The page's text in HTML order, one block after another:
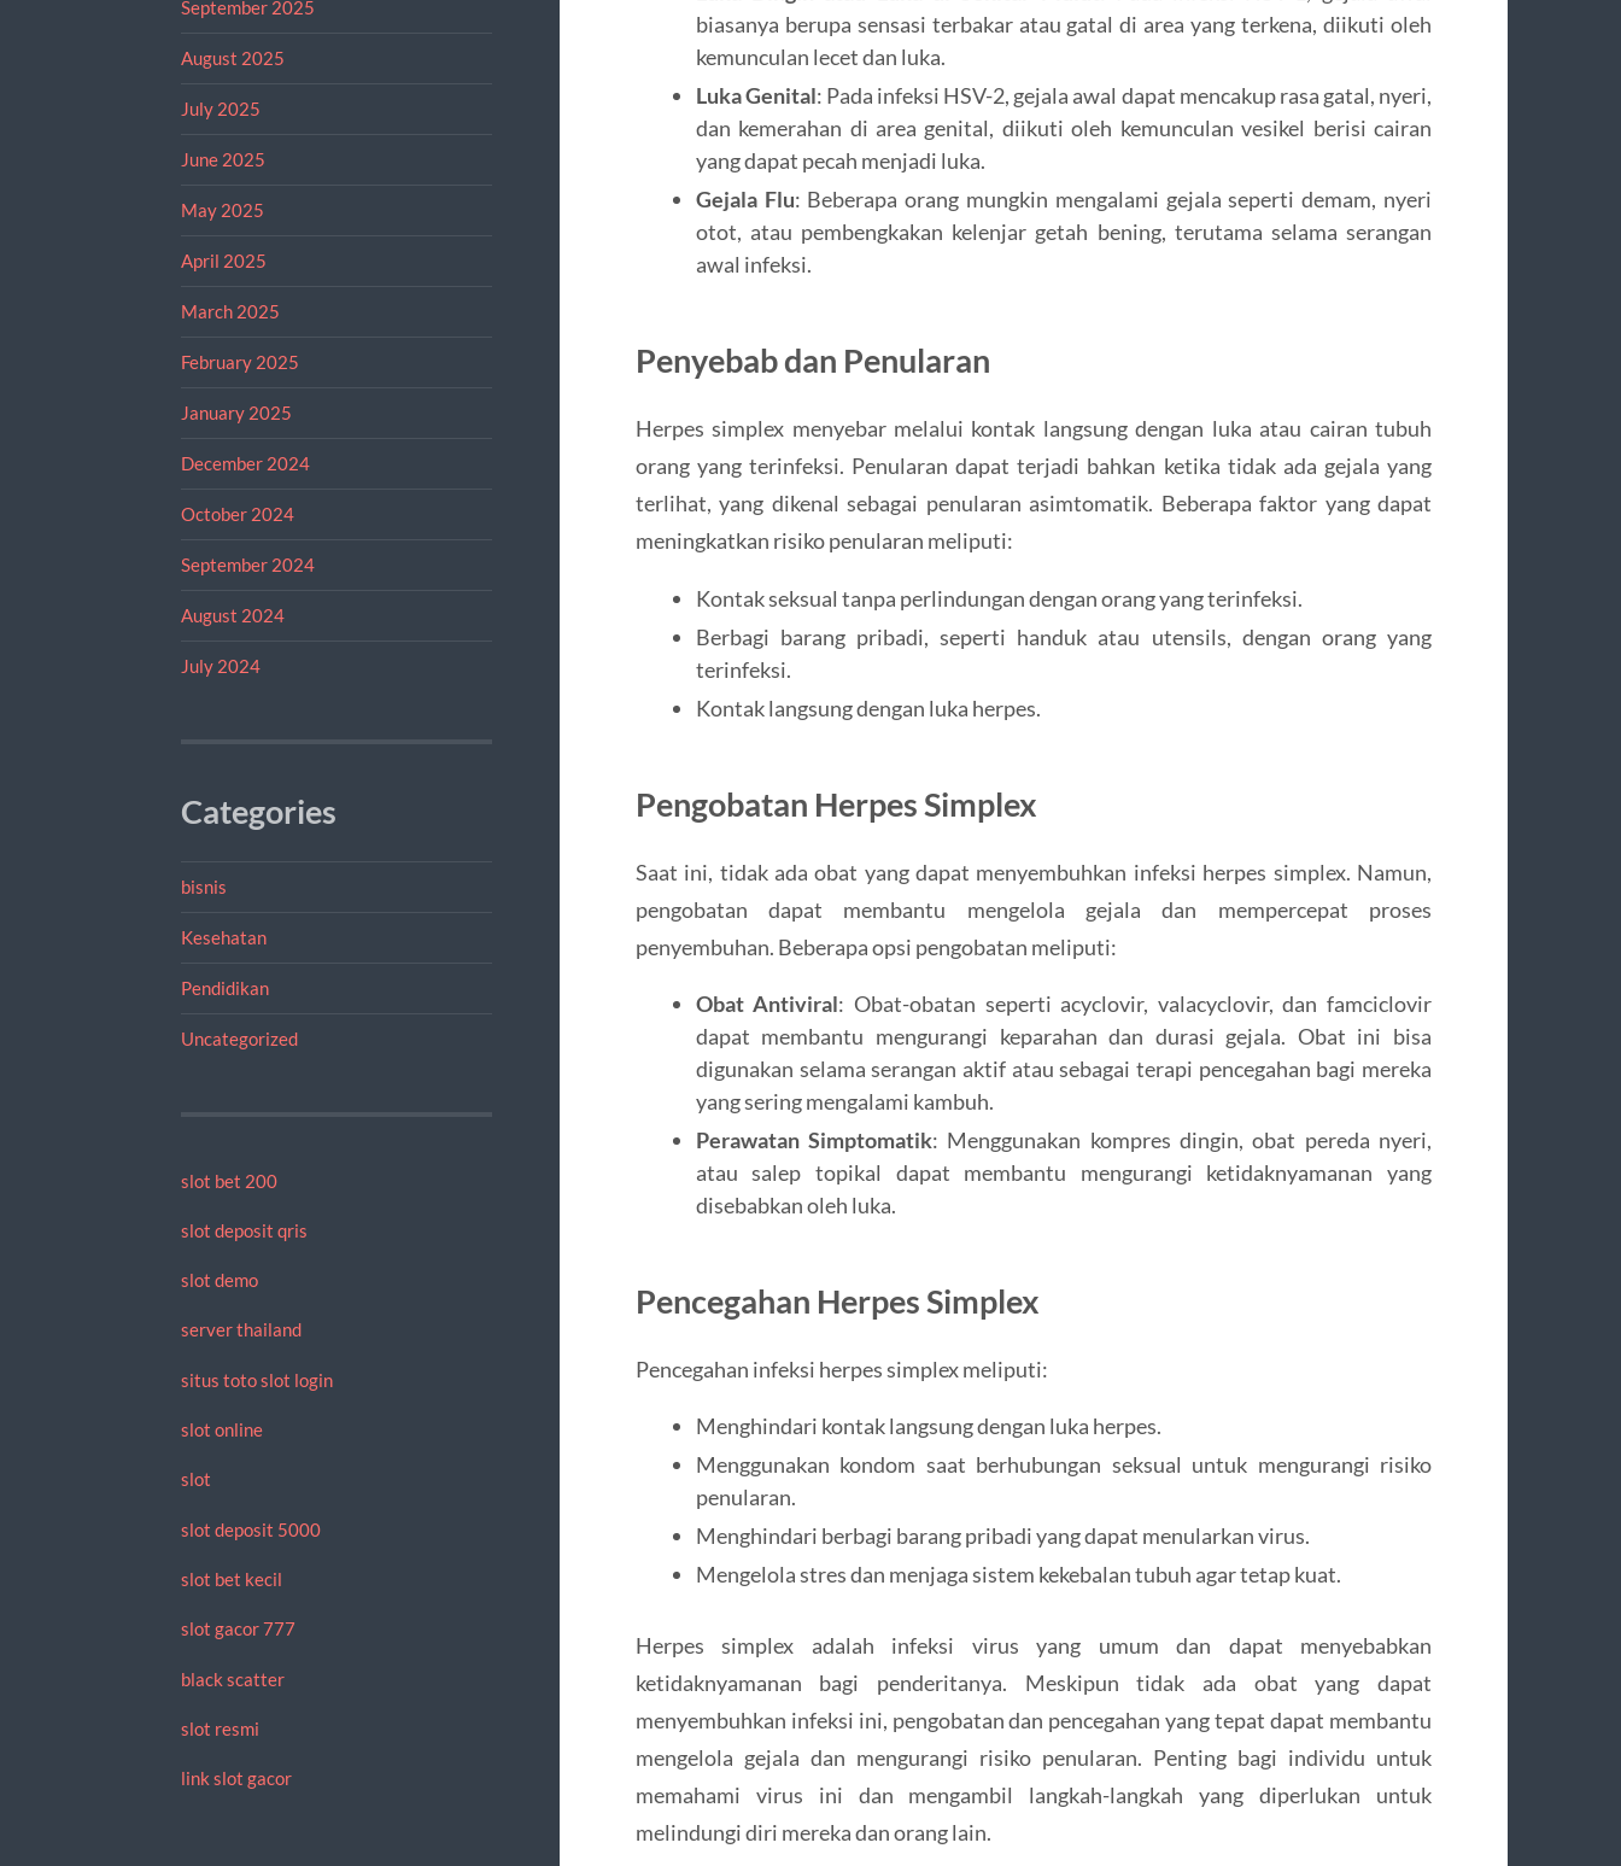
September 2025
August 2025
July 2025
June 2025
May 2025
April 2025
March 2025
February 2025
January 2025
December 2024
October 2024
September 2024
August 2024
July 2024
Categories
bisnis
Kesehatan
Pendidikan
Uncategorized
slot bet 200
slot deposit qris
slot demo
server thailand
situs toto slot login
slot online
slot
slot deposit 5000
slot bet kecil
slot gacor 777
black scatter
slot resmi
link slot gacor
biasanya berupa sensasi terbakar atau gatal di area yang terkena, diikuti oleh
kemunculan lecet dan luka.
Luka Genital: Pada infeksi HSV-2, gejala awal dapat mencakup rasa gatal, nyeri,
dan kemerahan di area genital, diikuti oleh kemunculan vesikel berisi cairan
yang dapat pecah menjadi luka.
Gejala Flu: Beberapa orang mungkin mengalami gejala seperti demam, nyeri
otot, atau pembengkakan kelenjar getah bening, terutama selama serangan
awal infeksi.
Penyebab dan Penularan
Herpes simplex menyebar melalui kontak langsung dengan luka atau cairan tubuh
orang yang terinfeksi. Penularan dapat terjadi bahkan ketika tidak ada gejala yang
terlihat, yang dikenal sebagai penularan asimtomatik. Beberapa faktor yang dapat
meningkatkan risiko penularan meliputi:
Kontak seksual tanpa perlindungan dengan orang yang terinfeksi.
Berbagi barang pribadi, seperti handuk atau utensils, dengan orang yang
terinfeksi.
Kontak langsung dengan luka herpes.
Pengobatan Herpes Simplex
Saat ini, tidak ada obat yang dapat menyembuhkan infeksi herpes simplex. Namun,
pengobatan dapat membantu mengelola gejala dan mempercepat proses
penyembuhan. Beberapa opsi pengobatan meliputi:
Obat Antiviral: Obat-obatan seperti acyclovir, valacyclovir, dan famciclovir
dapat membantu mengurangi keparahan dan durasi gejala. Obat ini bisa
digunakan selama serangan aktif atau sebagai terapi pencegahan bagi mereka
yang sering mengalami kambuh.
Perawatan Simptomatik: Menggunakan kompres dingin, obat pereda nyeri,
atau salep topikal dapat membantu mengurangi ketidaknyamanan yang
disebabkan oleh luka.
Pencegahan Herpes Simplex
Pencegahan infeksi herpes simplex meliputi:
Menghindari kontak langsung dengan luka herpes.
Menggunakan kondom saat berhubungan seksual untuk mengurangi risiko
penularan.
Menghindari berbagi barang pribadi yang dapat menularkan virus.
Mengelola stres dan menjaga sistem kekebalan tubuh agar tetap kuat.
Herpes simplex adalah infeksi virus yang umum dan dapat menyebabkan
ketidaknyamanan bagi penderitanya. Meskipun tidak ada obat yang dapat
menyembuhkan infeksi ini, pengobatan dan pencegahan yang tepat dapat membantu
mengelola gejala dan mengurangi risiko penularan. Penting bagi individu untuk
memahami virus ini dan mengambil langkah-langkah yang diperlukan untuk
melindungi diri mereka dan orang lain.